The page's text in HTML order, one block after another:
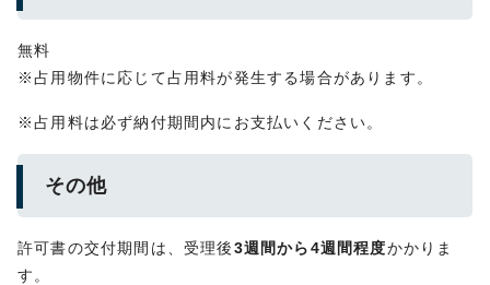
無料
※占用物件に応じて占用料が発生する場合があります。
※占用料は必ず納付期間内にお支払いください。
その他
許可書の交付期間は、受理後3週間から4週間程度かかりま
す。